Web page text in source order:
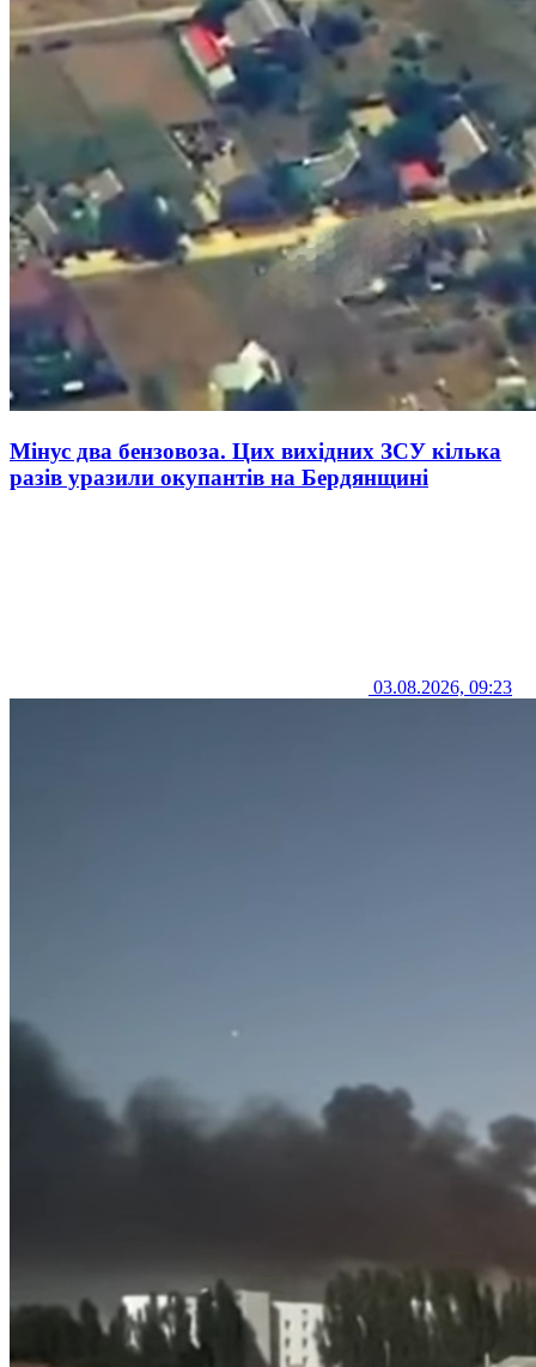
Мінус два бензовоза. Цих вихідних ЗСУ кілька
разів уразили окупантів на Бердянщині
03.08.2026, 09:23